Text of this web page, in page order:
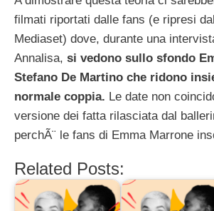
filmati riportati dalle fans (e ripresi
Mediaset) dove, durante una
Annalisa, si vedono sullo sfondo
Stefano De Martino che ridono
normale coppia. Le date non
versione dei fatta rilasciata dal
perchÃ¨ le fans di Emma Marrone
Related Posts: